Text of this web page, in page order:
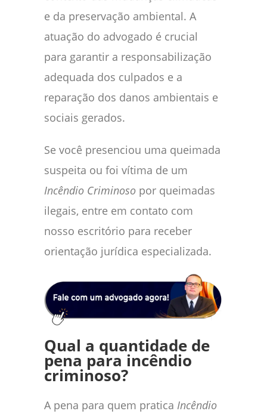
e da preservação ambiental. A
atuação do advogado é crucial
para garantir a responsabilização
adequada dos culpados e a
reparação dos danos ambientais e
sociais gerados.
Se você presenciou uma queimada
suspeita ou foi vítima de um
Incêndio Criminoso por queimadas
ilegais, entre em contato com
nosso escritório para receber
orientação jurídica especializada.
Qual a quantidade de
pena para incêndio
criminoso?
A pena para quem pratica Incêndio